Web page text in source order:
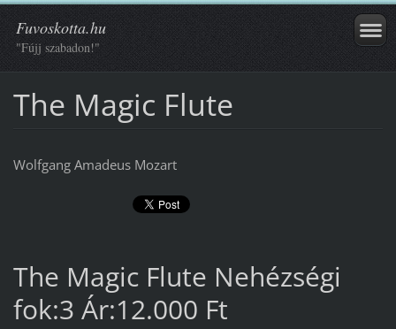
Fuvoskotta.hu
"Fújj szabadon!"
The Magic Flute
Wolfgang Amadeus Mozart
The Magic Flute Nehézségi
fok:3 Ár:12.000 Ft